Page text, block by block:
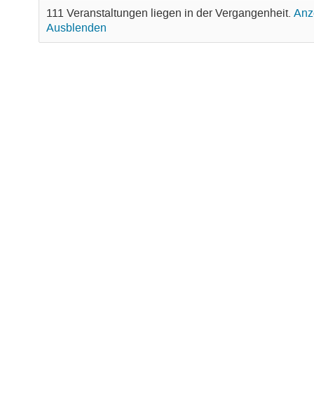
111 Veranstaltungen liegen in der Vergangenheit.
Ausblenden